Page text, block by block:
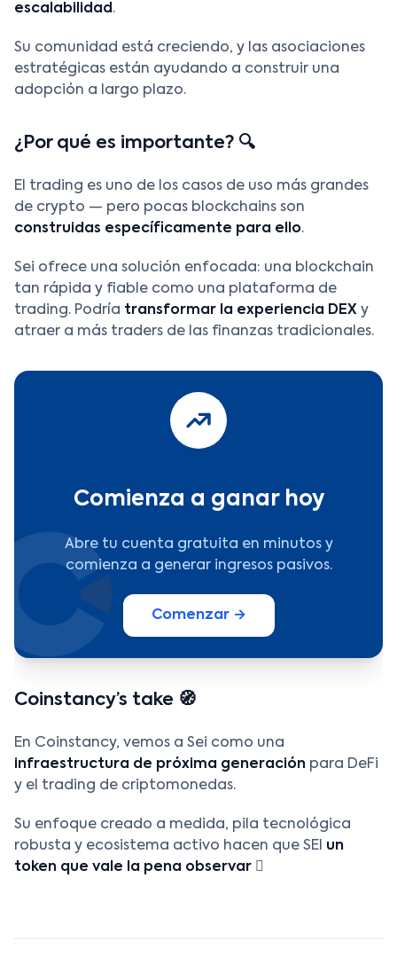
escalabilidad .
Su comunidad está creciendo, y las asociaciones
estratégicas están ayudando a construir una
adopción a largo plazo.
¿Por qué es importante? 🔍
El trading es uno de los casos de uso más grandes
de crypto — pero pocas blockchains son
construidas específicamente para ello.
Sei ofrece una solución enfocada: una blockchain
tan rápida y fiable como una plataforma de
trading. Podría transformar la experiencia DEX y
atraer a más traders de las finanzas tradicionales.
Comienza a ganar hoy
Abre tu cuenta gratuita en minutos y
comienza a generar ingresos pasivos.
Comenzar →
Coinstancy’s take 🧭
En Coinstancy, vemos a Sei como una
infraestructura de próxima generación para DeFi
y el trading de criptomonedas.
Su enfoque creado a medida, pila tecnológica
robusta y ecosistema activo hacen que SEI un
token que vale la pena observar 